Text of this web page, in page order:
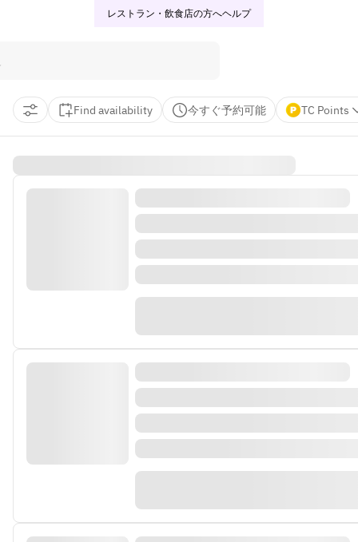
レストラン・飲食店の方へヘルプ
Find availability 今すぐ予約可能 TC Points